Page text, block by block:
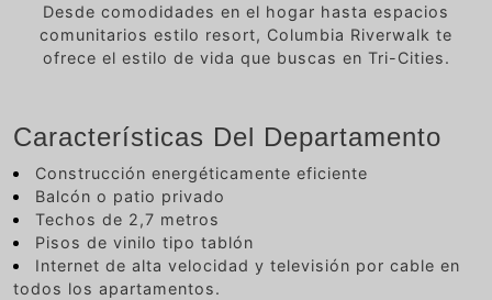
Desde comodidades en el hogar hasta espacios
comunitarios estilo resort, Columbia Riverwalk te
ofrece el estilo de vida que buscas en Tri-Cities.
Características Del Departamento
Construcción energéticamente eficiente
Balcón o patio privado
Techos de 2,7 metros
Pisos de vinilo tipo tablón
Internet de alta velocidad y televisión por cable en
todos los apartamentos.